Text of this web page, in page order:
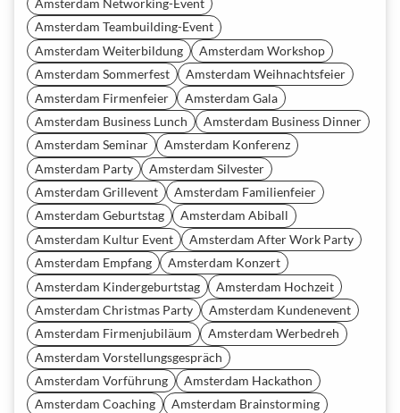
Amsterdam Networking-Event
Amsterdam Teambuilding-Event
Amsterdam Weiterbildung
Amsterdam Workshop
Amsterdam Sommerfest
Amsterdam Weihnachtsfeier
Amsterdam Firmenfeier
Amsterdam Gala
Amsterdam Business Lunch
Amsterdam Business Dinner
Amsterdam Seminar
Amsterdam Konferenz
Amsterdam Party
Amsterdam Silvester
Amsterdam Grillevent
Amsterdam Familienfeier
Amsterdam Geburtstag
Amsterdam Abiball
Amsterdam Kultur Event
Amsterdam After Work Party
Amsterdam Empfang
Amsterdam Konzert
Amsterdam Kindergeburtstag
Amsterdam Hochzeit
Amsterdam Christmas Party
Amsterdam Kundenevent
Amsterdam Firmenjubiläum
Amsterdam Werbedreh
Amsterdam Vorstellungsgespräch
Amsterdam Vorführung
Amsterdam Hackathon
Amsterdam Coaching
Amsterdam Brainstorming